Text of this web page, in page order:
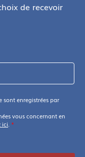
de recevoir
sont enregistrées par
vous concernant en
ici. *